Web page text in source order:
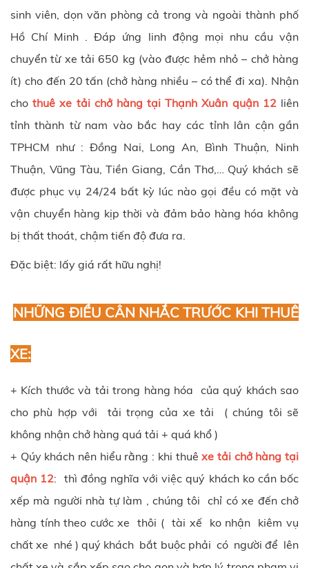
sinh viên, dọn văn phòng cả trong và ngoài thành phố
Hồ Chí Minh . Đáp ứng linh động mọi nhu cầu vận
chuyển từ xe tải 650 kg (vào được hẻm nhỏ – chở hàng
ít) cho đến 20 tấn (chở hàng nhiều – có thể đi xa). Nhận
chothuê xe tải chở hàng tại Thạnh Xuân quận 12liên
tỉnh thành từ nam vào bắc hay các tỉnh lân cận gần
TPHCM như : Đồng Nai, Long An, Bình Thuận, Ninh
Thuận, Vũng Tàu, Tiền Giang, Cần Thơ,… Quý khách sẽ
được phục vụ 24/24 bất kỳ lúc nào gọi đều có mặt và
vận chuyển hàng kịp thời và đảm bảo hàng hóa không
bị thất thoát, chậm tiến độ đưa ra.
Đặc biệt: lấy giá rất hữu nghị!
NHỮNG ĐIỀU CÂN NHẮC TRƯỚC KHI THUÊ
XE:
+ Kích thước và tải trong hàng hóa của quý khách sao
cho phù hợp với tải trọng của xe tải ( chúng tôi sẽ
không nhận chở hàng quá tải + quá khổ )
+ Qúy khách nên hiểu rằng : khi thuêxe tải chở hàng tại
quận 12: thì đồng nghĩa với việc quý khách ko cần bốc
xếp mà người nhà tự làm , chúng tôi chỉ có xe đến chở
hàng tính theo cước xe thôi ( tài xế ko nhận kiêm vụ
chất xe nhé ) quý khách bắt buộc phải có người để lên